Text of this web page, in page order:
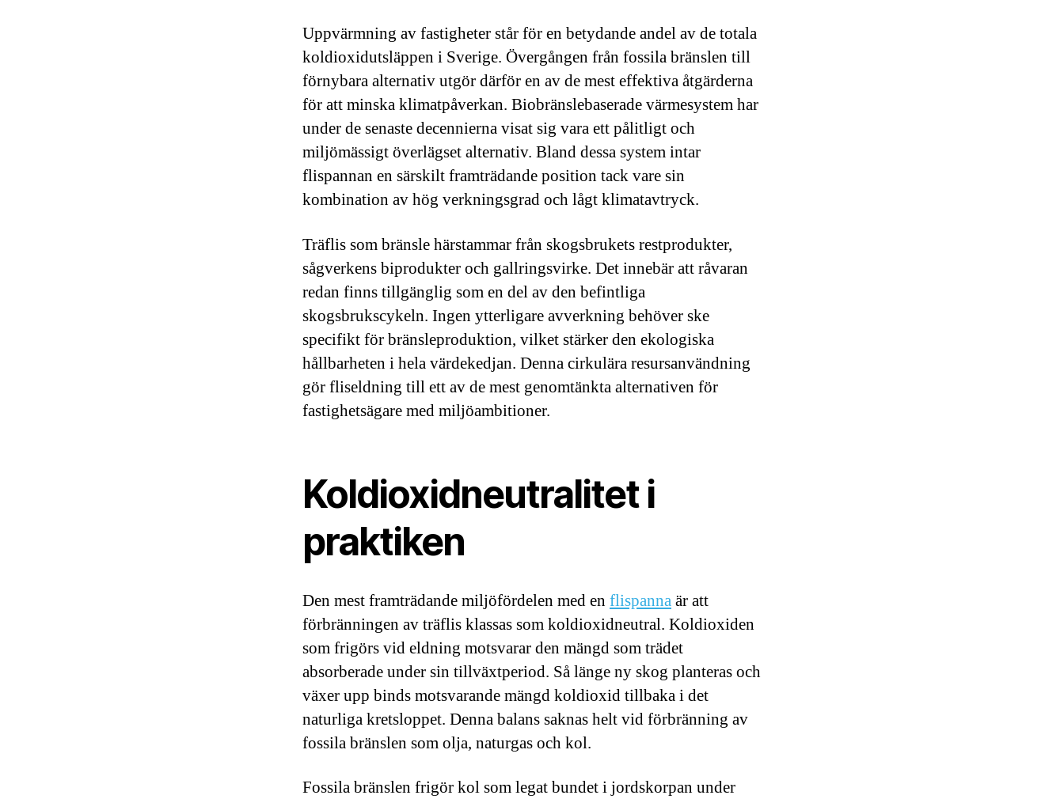
Uppvärmning av fastigheter står för en betydande andel av de totala
koldioxidutsläppen i Sverige. Övergången från fossila bränslen till
förnybara alternativ utgör därför en av de mest effektiva åtgärderna
för att minska klimatpåverkan. Biobränslebaserade värmesystem har
under de senaste decennierna visat sig vara ett pålitligt och
miljömässigt överlägset alternativ. Bland dessa system intar
flispannan en särskilt framträdande position tack vare sin
kombination av hög verkningsgrad och lågt klimatavtryck.
Träflis som bränsle härstammar från skogsbrukets restprodukter,
sågverkens biprodukter och gallringsvirke. Det innebär att råvaran
redan finns tillgänglig som en del av den befintliga
skogsbrukscykeln. Ingen ytterligare avverkning behöver ske
specifikt för bränsleproduktion, vilket stärker den ekologiska
hållbarheten i hela värdekedjan. Denna cirkulära resursanvändning
gör fliseldning till ett av de mest genomtänkta alternativen för
fastighetsägare med miljöambitioner.
Koldioxidneutralitet i
praktiken
Den mest framträdande miljöfördelen med en flispannaär att
förbränningen av träflis klassas som koldioxidneutral. Koldioxiden
som frigörs vid eldning motsvarar den mängd som trädet
absorberade under sin tillväxtperiod. Så länge ny skog planteras och
växer upp binds motsvarande mängd koldioxid tillbaka i det
naturliga kretsloppet. Denna balans saknas helt vid förbränning av
fossila bränslen som olja, naturgas och kol.
Fossila bränslen frigör kol som legat bundet i jordskorpan under